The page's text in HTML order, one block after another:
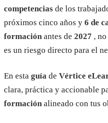
competencias de los
próximos cinco años y 6 de
formaciónantes de 2027 ,
es un riesgo directo para el
En esta guía de Vértice
clara, práctica y accionable
formaciónalineado con tus